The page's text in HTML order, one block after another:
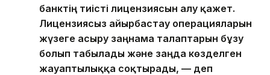
банктің тиісті лицензиясын алу қажет.
Лицензиясыз айырбастау операцияларын
жүзеге асыру заңнама талаптарын бұзу
болып табылады және заңда көзделген
жауаптылыққа соқтырады, — деп